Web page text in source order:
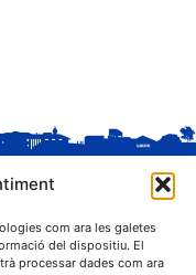
com ara les galetes
del dispositiu. El
processar dades com ara